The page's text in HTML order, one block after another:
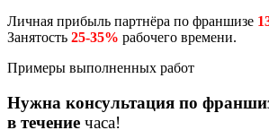
Личная прибыль партнёра по франшизе
Занятость 25-35% рабочего времени.
Примеры выполненных работ
Нужна консультация по
в течение часа!